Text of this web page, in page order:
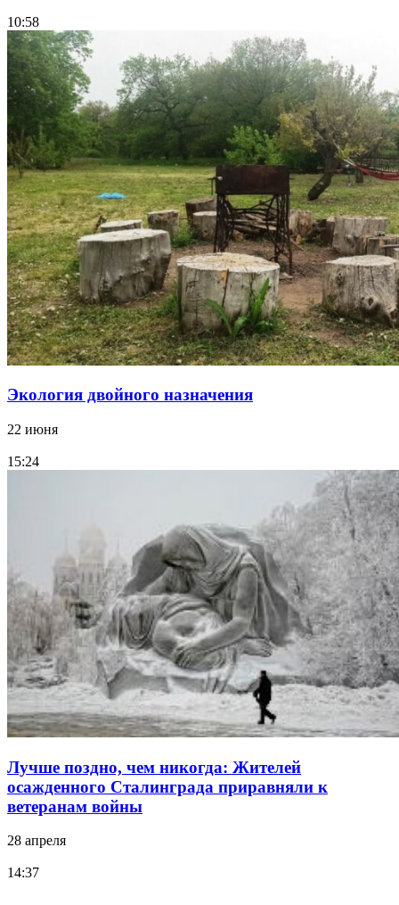
10:58
Экология двойного назначения
22 июня
15:24
Лучше поздно, чем никогда: Жителей
осажденного Сталинграда приравняли к
ветеранам войны
28 апреля
14:37